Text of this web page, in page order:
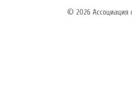
© 2026 Ассоциация